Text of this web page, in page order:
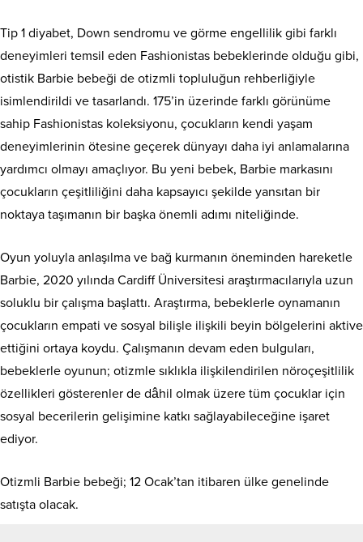
Tip 1 diyabet, Down sendromu ve görme engellilik gibi farklı
deneyimleri temsil eden Fashionistas bebeklerinde olduğu gibi,
otistik Barbie bebeği de otizmli topluluğun rehberliğiyle
isimlendirildi ve tasarlandı. 175’in üzerinde farklı görünüme
sahip Fashionistas koleksiyonu, çocukların kendi yaşam
deneyimlerinin ötesine geçerek dünyayı daha iyi anlamalarına
yardımcı olmayı amaçlıyor. Bu yeni bebek, Barbie markasını
çocukların çeşitliliğini daha kapsayıcı şekilde yansıtan bir
noktaya taşımanın bir başka önemli adımı niteliğinde.
Oyun yoluyla anlaşılma ve bağ kurmanın öneminden hareketle
Barbie, 2020 yılında Cardiff Üniversitesi araştırmacılarıyla uzun
soluklu bir çalışma başlattı. Araştırma, bebeklerle oynamanın
çocukların empati ve sosyal bilişle ilişkili beyin bölgelerini aktive
ettiğini ortaya koydu. Çalışmanın devam eden bulguları,
bebeklerle oyunun; otizmle sıklıkla ilişkilendirilen nöroçeşitlilik
özellikleri gösterenler de dâhil olmak üzere tüm çocuklar için
sosyal becerilerin gelişimine katkı sağlayabileceğine işaret
ediyor.
Otizmli Barbie bebeği; 12 Ocak’tan itibaren ülke genelinde
satışta olacak.